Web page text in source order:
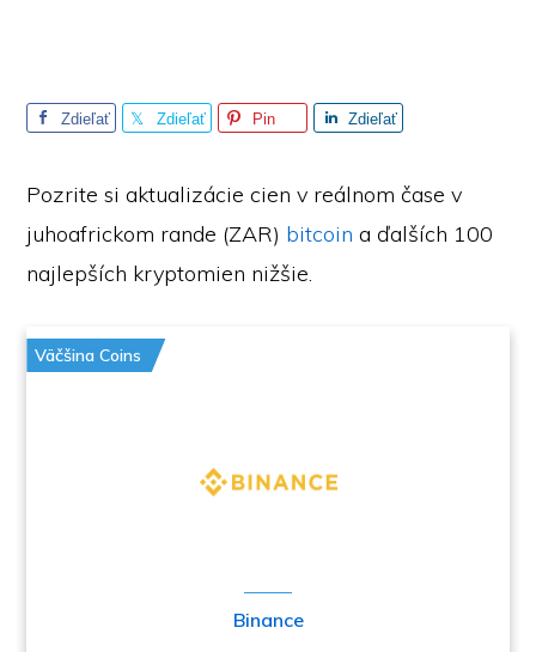
Zdieľať Zdieľať Pin Zdieľať
Pozrite si aktualizácie cien v reálnom čase v
juhoafrickom rande (ZAR) bitcoin a ďalších 100
najlepších kryptomien nižšie.
Väčšina Coins
Binance